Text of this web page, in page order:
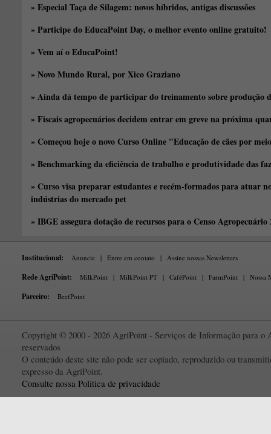
» Especial Taça de Silagem: novos híbridos, antigas discussões
» Participe do EducaPoint Day, o melhor evento online gratuito!
» Vem aí o EducaPoint!
» Novo Mundo Rural, por Xico Graziano
» Ainda dá tempo de participar do treinamento sobre produção
» Fiscais agropecuários decidem entrar em greve na próxima
» Começou hoje o novo Curso Online "Educação de cães por
» Benchmarking da eficiência de trabalho e produtividade das
» Curso visa preparar estudantes e recém-formados para atuar
indústrias do mercado pet
» IBGE assegura dotação de recursos para o Censo Agropecuário
Institucional: Anuncie | Entre em contato | Assine nossas Newsletters
Rede AgriPoint: MilkPoint | MilkPoint PT | CaféPoint | FarmPoint | Nossa
Parceiro: BeefPoint
Copyright © 2000 - 2026 AgriPoint - Serviços de Informação para o
reservados
O conteúdo deste site não pode ser copiado, reproduzido ou
expresso da AgriPoint.
Consulte nossa Política de privacidade